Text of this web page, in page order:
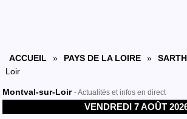
ACCUEIL » PAYS DE LA LOIRE »
Loir
Montval-sur-Loir - Actualités et infos en direct
VENDREDI 7 AOÛT